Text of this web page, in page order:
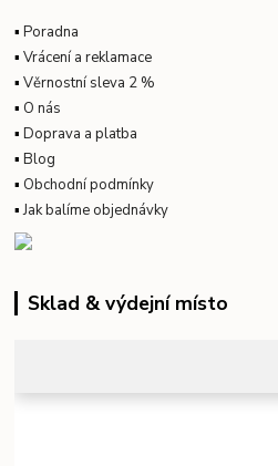
▪Poradna
▪Vrácení a reklamace
▪Věrnostní sleva 2 %
▪ O nás
▪Doprava a platba
▪Blog
▪ Obchodní podmínky
▪Jak balíme objednávky
Sklad & výdejní místo